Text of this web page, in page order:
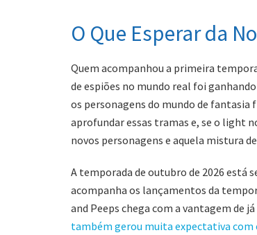
O Que Esperar da
Quem acompanhou a primeira
de espiões no mundo real foi
os personagens do mundo de
aprofundar essas tramas e, se o light
novos personagens e aquela mistura
A temporada de outubro de 2026 está
acompanha os lançamentos da
and Peeps chega com a vantagem de
também gerou muita expectativa com